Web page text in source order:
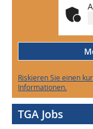
Riskieren Sie einen
Informationen.
TGA Jobs